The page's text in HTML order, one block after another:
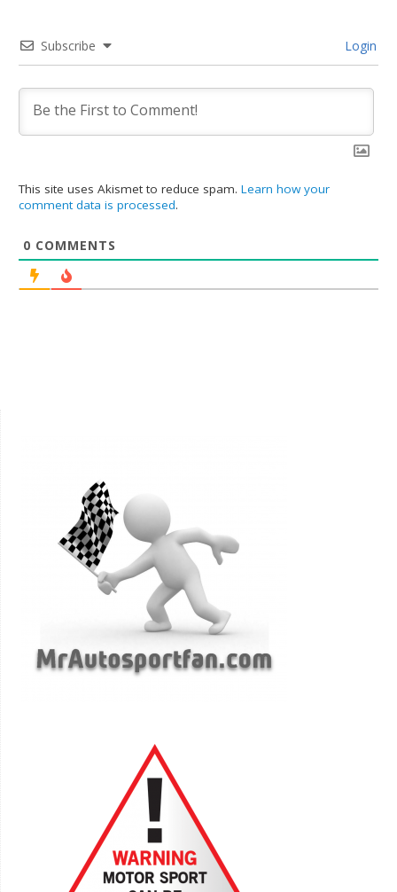
Subscribe Login
This site uses Akismet to reduce spam.Learn how your
comment data is processed.
0 COMMENTS